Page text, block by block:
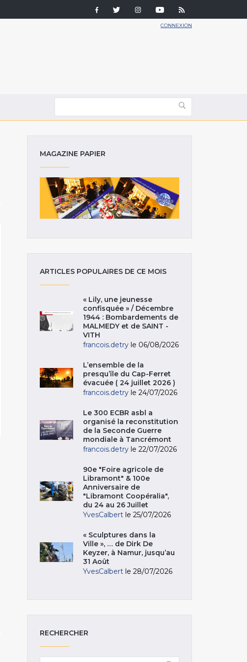
CONNEXION
MAGAZINE PAPIER
ARTICLES POPULAIRES DE CE MOIS
« Lily, une jeunesse
confisquée » / Décembre
1944 : Bombardements de
MALMEDY et de SAINT -
VITH
francois.detry le 06/08/2026
L’ensemble de la
presqu’île du Cap-Ferret
évacuée ( 24 juillet 2026 )
francois.detry le 24/07/2026
Le 300 ECBR asbl a
organisé la reconstitution
de la Seconde Guerre
mondiale à Tancrémont
francois.detry le 22/07/2026
90e "Foire agricole de
Libramont" & 100e
Anniversaire de
"Libramont Coopéralia",
du 24 au 26 Juillet
YvesCalbert le 25/07/2026
« Sculptures dans la
Ville », … de Dirk De
Keyzer, à Namur, jusqu’au
31 Août
YvesCalbert le 28/07/2026
RECHERCHER